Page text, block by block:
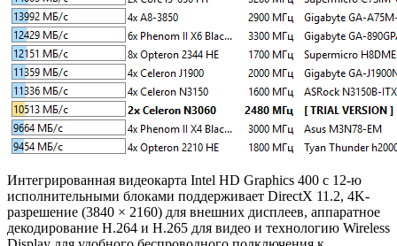
Интегрированная видеокарта Intel HD Graphics 400 с 12-ю
исполнительными блоками поддерживает DirectХ 11.2, 4K-
разрешение (3840 × 2160) для внешних дисплеев, аппаратное
декодирование H.264 и H.265 для видео и технологию Wireless